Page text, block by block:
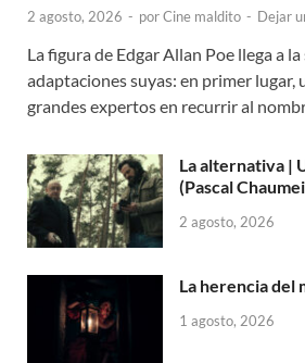
2 agosto, 2026 - porCine maldito - Dejar
La figura de Edgar Allan Poe llega a
adaptaciones suyas: en primer lugar,
grandes expertos en recurrir al
La alternativa |
(Pascal
2 agosto, 2026
La herencia del
1 agosto, 2026